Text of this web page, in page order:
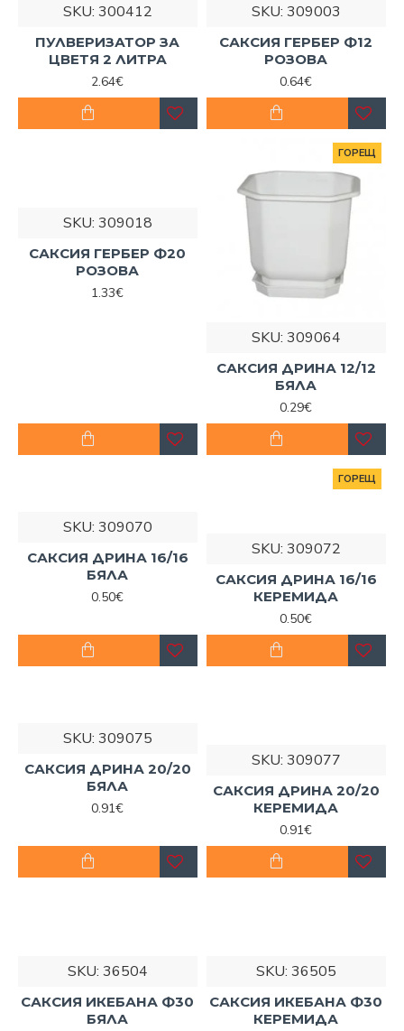
SKU: 300412
ПУЛВЕРИЗАТОР ЗА
ЦВЕТЯ 2 ЛИТРА
2.64€
SKU: 309003
САКСИЯ ГЕРБЕР Ф12
РОЗОВА
0.64€
SKU: 309018
САКСИЯ ГЕРБЕР Ф20
РОЗОВА
1.33€
ГОРЕЩ
SKU: 309064
САКСИЯ ДРИНА 12/12
БЯЛА
0.29€
SKU: 309070
САКСИЯ ДРИНА 16/16
БЯЛА
0.50€
ГОРЕЩ
SKU: 309072
САКСИЯ ДРИНА 16/16
КЕРЕМИДА
0.50€
SKU: 309075
САКСИЯ ДРИНА 20/20
БЯЛА
0.91€
SKU: 309077
САКСИЯ ДРИНА 20/20
КЕРЕМИДА
0.91€
SKU: 36504
САКСИЯ ИКЕБАНА Ф30
БЯЛА
SKU: 36505
САКСИЯ ИКЕБАНА Ф30
КЕРЕМИДА